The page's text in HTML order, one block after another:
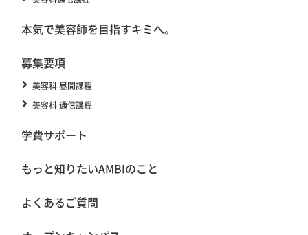
本気で美容師を目指すキミへ。
募集要項
美容科 昼間課程
美容科 通信課程
学費サポート
もっと知りたいAMBIのこと
よくあるご質問